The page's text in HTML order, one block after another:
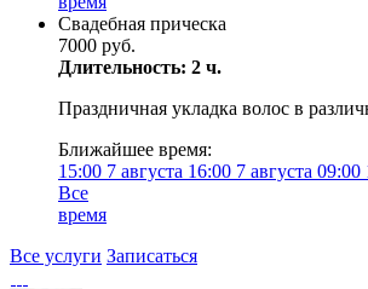
Свадебная прическа
7000 руб.
Длительность: 2 ч.
Праздничная укладка волос в
Ближайшее время:
15:00 7 августа 16:00 7 августа 09:00
Все
время
Все услуги Записаться